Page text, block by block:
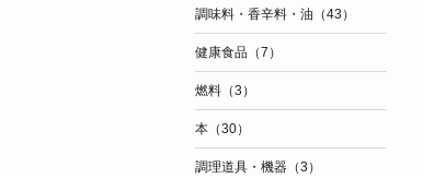
調味料・香辛料・油（43）
健康食品（7）
燃料（3）
本（30）
調理道具・機器（3）